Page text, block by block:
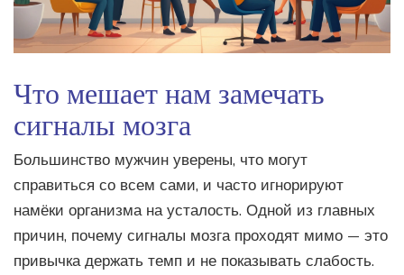
Что мешает нам замечать
сигналы мозга
Большинство мужчин уверены, что могут
справиться со всем сами, и часто игнорируют
намёки организма на усталость. Одной из главных
причин, почему сигналы мозга проходят мимо — это
привычка держать темп и не показывать слабость.